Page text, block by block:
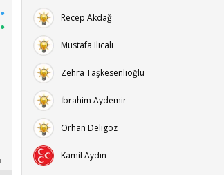
Recep Akdağ
Mustafa Ilıcalı
Zehra Taşkesenlioğlu
İbrahim Aydemir
Orhan Deligöz
Kamil Aydın